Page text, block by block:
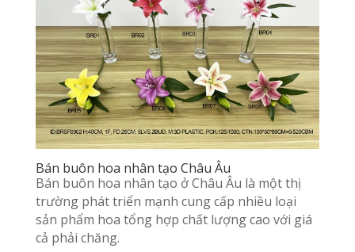
Bán buôn hoa nhân tạo Châu Âu
Bán buôn hoa nhân tạo ở Châu Âu là một thị
trường phát triển mạnh cung cấp nhiều loại
sản phẩm hoa tổng hợp chất lượng cao với giá
cả phải chăng.